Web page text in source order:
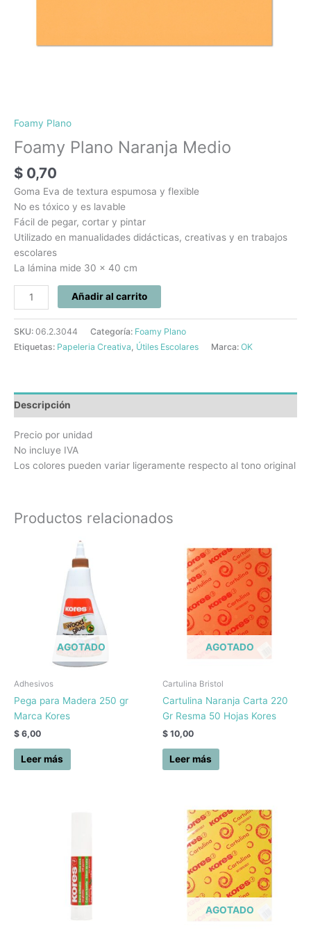
Foamy Plano
Foamy Plano Naranja Medio
$ 0,70
Goma Eva de textura espumosa y flexible
No es tóxico y es lavable
Fácil de pegar, cortar y pintar
Utilizado en manualidades didácticas, creativas y en trabajos
escolares
La lámina mide 30 x 40 cm
Añadir al carrito
SKU: 06.2.3044 Categoría: Foamy Plano
Etiquetas: Papeleria Creativa Útiles Escolares Marca: OK
Descripción
Precio por unidad
No incluye IVA
Los colores pueden variar ligeramente respecto al tono original
Productos relacionados
AGOTADO
Adhesivos
Pega para Madera 250 gr
Marca Kores
$ 6,00
Leer más
AGOTADO
Cartulina Bristol
Cartulina Naranja Carta 220
Gr Resma 50 Hojas Kores
$ 10,00
Leer más
AGOTADO